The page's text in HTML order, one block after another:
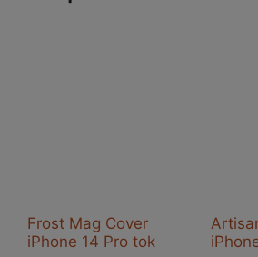
Frost Mag Cover
iPhone 14 Pro tok